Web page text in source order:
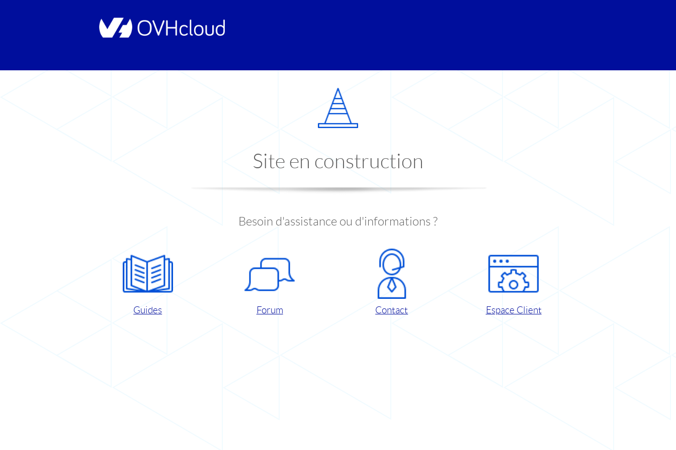
Site en construction
Besoin d'assistance ou d'informations ?
Guides Forum Contact Espace Client